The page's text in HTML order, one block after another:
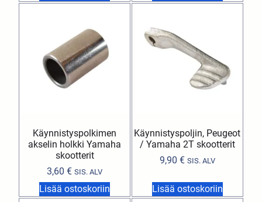
Käynnistyspolkimen
akselin holkki Yamaha
skootterit
3,60€ SIS. ALV
Lisää ostoskoriin
Käynnistyspoljin, Peugeot
/ Yamaha 2T skootterit
9,90 € SIS. ALV
Lisää ostoskoriin